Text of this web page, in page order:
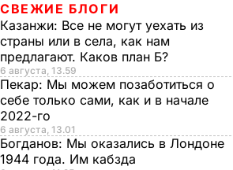
СВЕЖИЕ БЛОГИ
Казанжи: Все не могут уехать из
страны или в села, как нам
предлагают. Каков план Б?
6 августа, 13.59
Пекар: Мы можем позаботиться о
себе только сами, как и в начале
2022-го
6 августа, 13.01
Богданов: Мы оказались в Лондоне
1944 года. Им кабзда